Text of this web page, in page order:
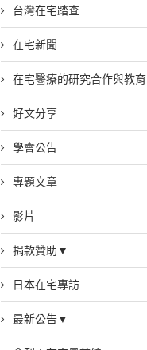
台灣在宅踏查
在宅新聞
在宅醫療的研究合作與教育
好文分享
學會公告
專題文章
影片
捐款贊助▼
日本在宅專訪
最新公告▼